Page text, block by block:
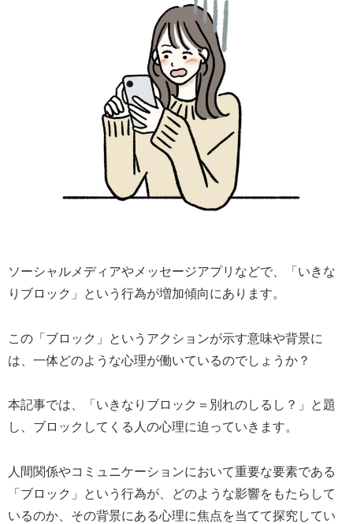
ソーシャルメディアやメッセージアプリなどで、「いきな
りブロック」という行為が増加傾向にあります。
この「ブロック」というアクションが示す意味や背景に
は、一体どのような心理が働いているのでしょうか？
本記事では、「いきなりブロック＝別れのしるし？」と題
し、ブロックしてくる人の心理に迫っていきます。
人間関係やコミュニケーションにおいて重要な要素である
「ブロック」という行為が、どのような影響をもたらして
いるのか、その背景にある心理に焦点を当てて探究してい